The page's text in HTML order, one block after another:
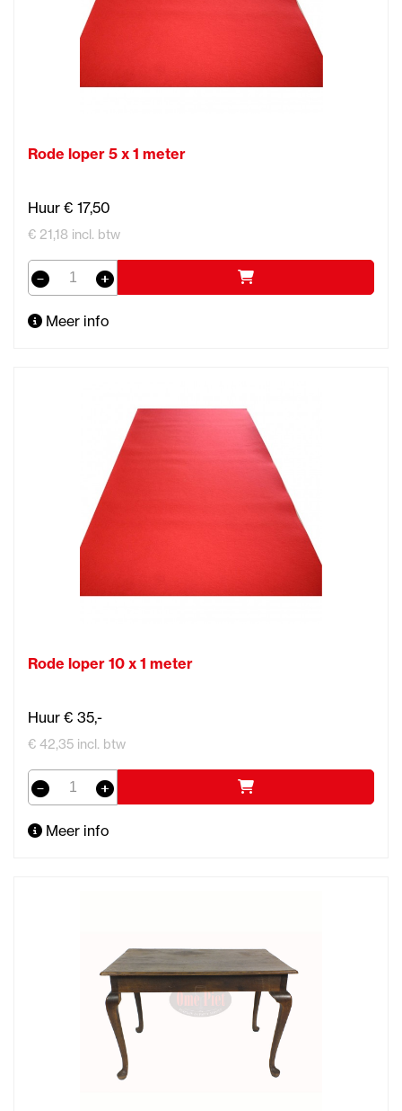
Rode loper 5 x 1 meter
Huur € 17,50
€ 21,18 incl. btw
Meer info
Rode loper 10 x 1 meter
Huur € 35,-
€ 42,35 incl. btw
Meer info